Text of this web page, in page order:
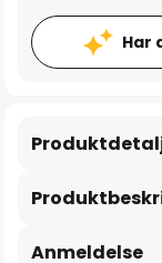
Har
Anmeldelse